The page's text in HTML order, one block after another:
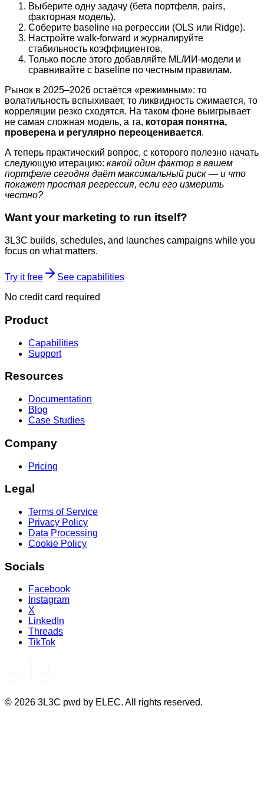
Выберите одну задачу (бета портфеля, pairs,
факторная модель).
Соберите baseline на регрессии (OLS или Ridge).
Настройте walk-forward и журналируйте
стабильность коэффициентов.
Только после этого добавляйте ML/ИИ-модели и
сравнивайте с baseline по честным правилам.
Рынок в 2025–2026 остаётся «режимным»: то
волатильность вспыхивает, то ликвидность сжимается, то
корреляции резко сходятся. На таком фоне выигрывает
не самая сложная модель, а та, которая понятна,
проверена и регулярно переоценивается.
А теперь практический вопрос, с которого полезно начать
следующую итерацию: какой один фактор в вашем
портфеле сегодня даёт максимальный риск — и что
покажет простая регрессия, если его измерить
честно?
Want your marketing to run itself?
3L3C builds, schedules, and launches campaigns while you
focus on what matters.
Try it free
See capabilities
No credit card required
Product
Capabilities
Support
Resources
Documentation
Blog
Case Studies
Company
Pricing
Legal
Terms of Service
Privacy Policy
Data Processing
Cookie Policy
Socials
Facebook
Instagram
X
LinkedIn
Threads
TikTok
© 2026 3L3C pwd by ELEC. All rights reserved.